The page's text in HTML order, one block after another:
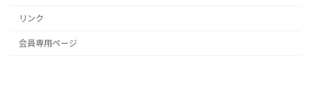
リンク
会員専用ページ